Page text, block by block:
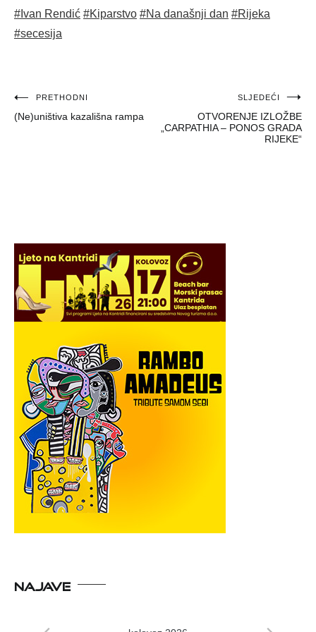
#Ivan Rendić #Kiparstvo #Na današnji dan #Rijeka
#secesija
Navigacija
objava
PRETHODNI
(Ne)uništiva kazališna rampa
SLJEDEĆI
OTVORENJE IZLOŽBE
„CARPATHIA – PONOS GRADA
RIJEKE“
NAJAVE